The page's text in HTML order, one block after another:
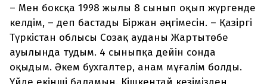
– Мен боксқа 1998 жылы 8 сынып оқып жүргенде
келдім, – деп бастады Біржан әңгімесін. – Қазіргі
Түркістан облысы Созақ ауданы Жартытөбе
ауылында тудым. 4 сыныпқа дейін сонда
оқыдым. Әкем бухгалтер, анам мұғалім болды.